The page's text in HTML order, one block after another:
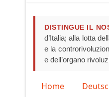
DISTINGUE IL
d’Italia; alla lotta
e la
e dell’organo
Seleziona la tua
Home